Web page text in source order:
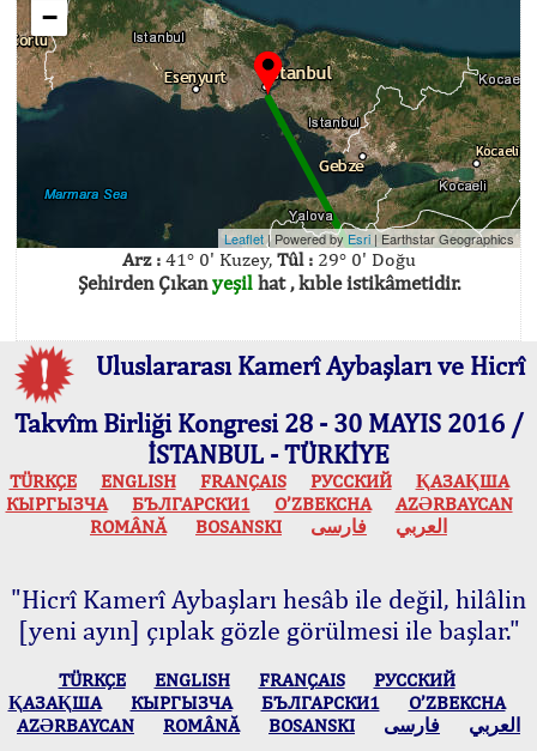
−
Leaflet| Powered byEsri |Earthstar Geographics
Arz :41° 0' Kuzey, Tûl :29° 0' Doğu
Şehirden Çıkanyeşilhat , kıble istikâmetidir.
Uluslararası Kamerî Aybaşları ve Hicrî
Takvîm Birliği Kongresi 28 - 30 MAYIS 2016 /
İSTANBUL - TÜRKİYE
TÜRKÇE ENGLISH FRANÇAIS РУССКИЙ
ҚАЗАҚША
КЫPГЫЗЧA
БЪЛГАРСКИ1 O’ZBEKCHA
AZӘRBAYCAN
ROMÂNĂ
BOSANSKI العربي فارسی
"Hicrî Kamerî Aybaşları hesâb ile değil, hilâlin
[yeni ayın] çıplak gözle görülmesi ile başlar."
TÜRKÇE ENGLISH FRANÇAIS
РУССКИЙ
ҚАЗАҚША
КЫPГЫЗЧA БЪЛГАРСКИ1
O’ZBEKCHA
AZӘRBAYCAN
ROMÂNĂ BOSANSKI العربي فارسی